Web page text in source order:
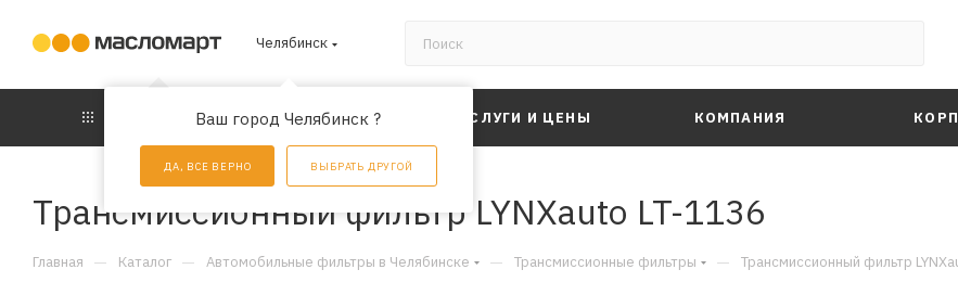
Челябинск
Ваш город Челябинск ?
ДА, ВСЕ ВЕРНО ВЫБРАТЬ ДРУГОЙ
АКЦИИ УСЛУГИ И ЦЕНЫ КОМПАНИЯ
Трансмиссионный фильтр LYNXauto LT-1136
Главная — Каталог — Автомобильные фильтры в Челябинске — Трансмиссионные фильтры — Трансмиссионный фильтр